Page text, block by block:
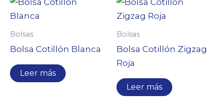
Bolsas
Bolsa Cotillón Blanca
Leer más
Bolsas
Bolsa Cotillón Zigzag
Roja
Leer más